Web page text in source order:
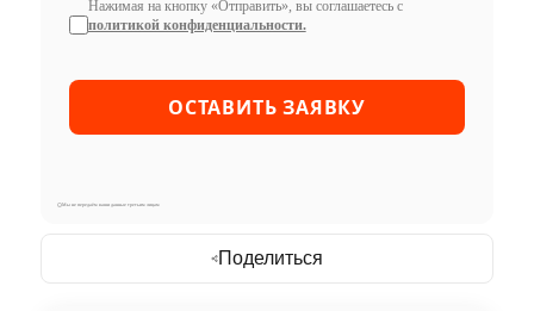
Нажимая на кнопку «Отправить», вы соглашаетесь с
политикой конфиденциальности.
Мы не передаём ваши данные третьим лицам
Поделиться